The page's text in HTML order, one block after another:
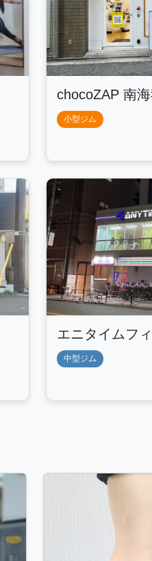
chocoZAP 南
小型ジム
エニタイムフ
中型ジム